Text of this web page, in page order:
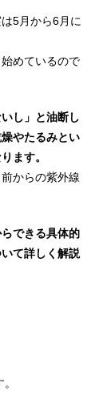
5月から6月に
めているので
し」と油断し
やたるみとい
ます。
からの紫外線
できる具体的
て詳しく解説